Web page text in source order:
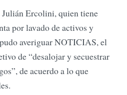
Ercolini, quien tiene
por lavado de activos y
averiguar NOTICIAS, el
de “desalojar y secuestrar
de acuerdo a lo que